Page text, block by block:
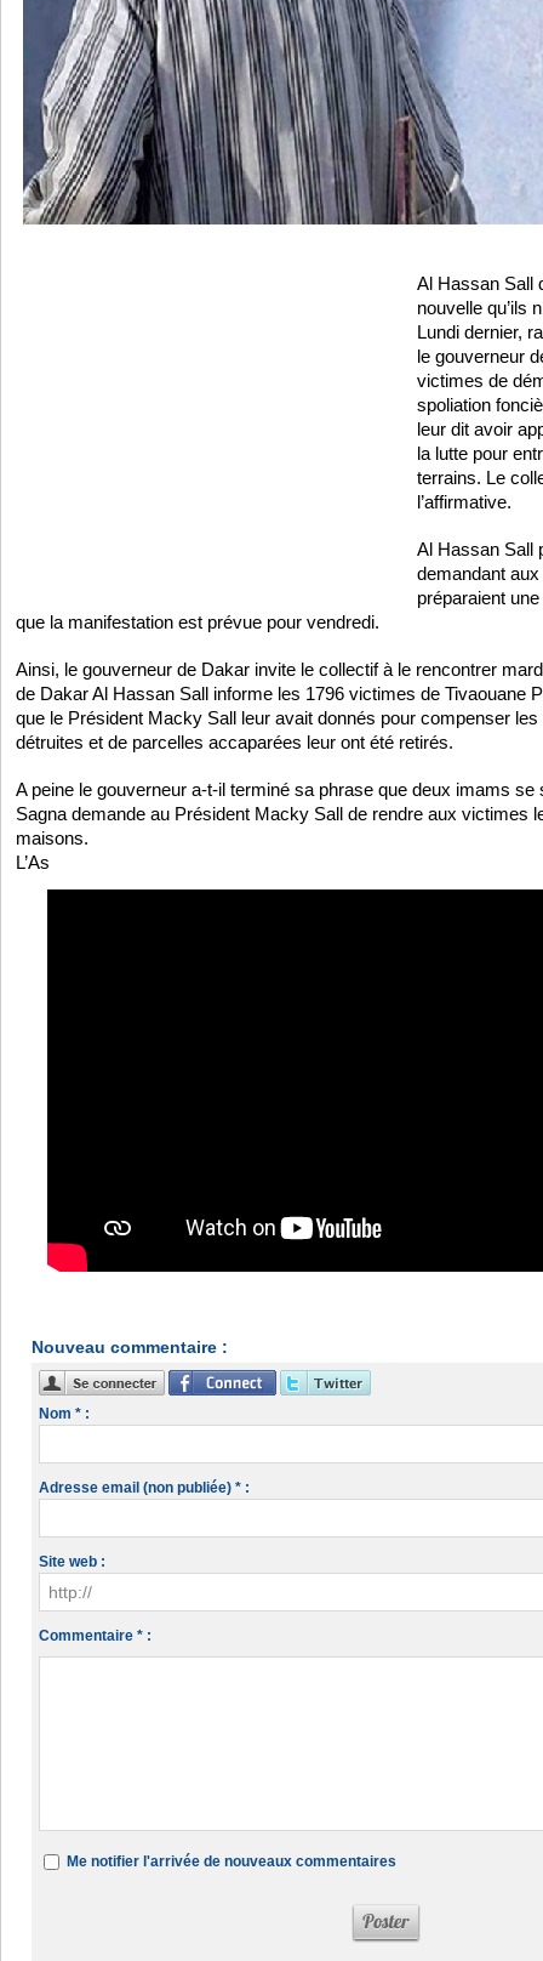
Al Hassan Sall
nouvelle qu’ils
Lundi dernier,
le gouverneur
victimes de
spoliation
leur dit avoir
la lutte pour
terrains. Le
l’affirmative.
Al Hassan Sall
demandant
préparaient
que la manifestation est prévue pour vendredi.
Ainsi, le gouverneur de Dakar invite le collectif à le rencontrer
de Dakar Al Hassan Sall informe les 1796 victimes de Tivaouane
que le Président Macky Sall leur avait donnés pour compenser
détruites et de parcelles accaparées leur ont été retirés.
A peine le gouverneur a-t-il terminé sa phrase que deux imams
Sagna demande au Président Macky Sall de rendre aux victimes
maisons.
L’As
Nouveau commentaire :
Nom * :
Adresse email (non publiée) * :
Site web :
Commentaire * :
Me notifier l'arrivée de nouveaux commentaires